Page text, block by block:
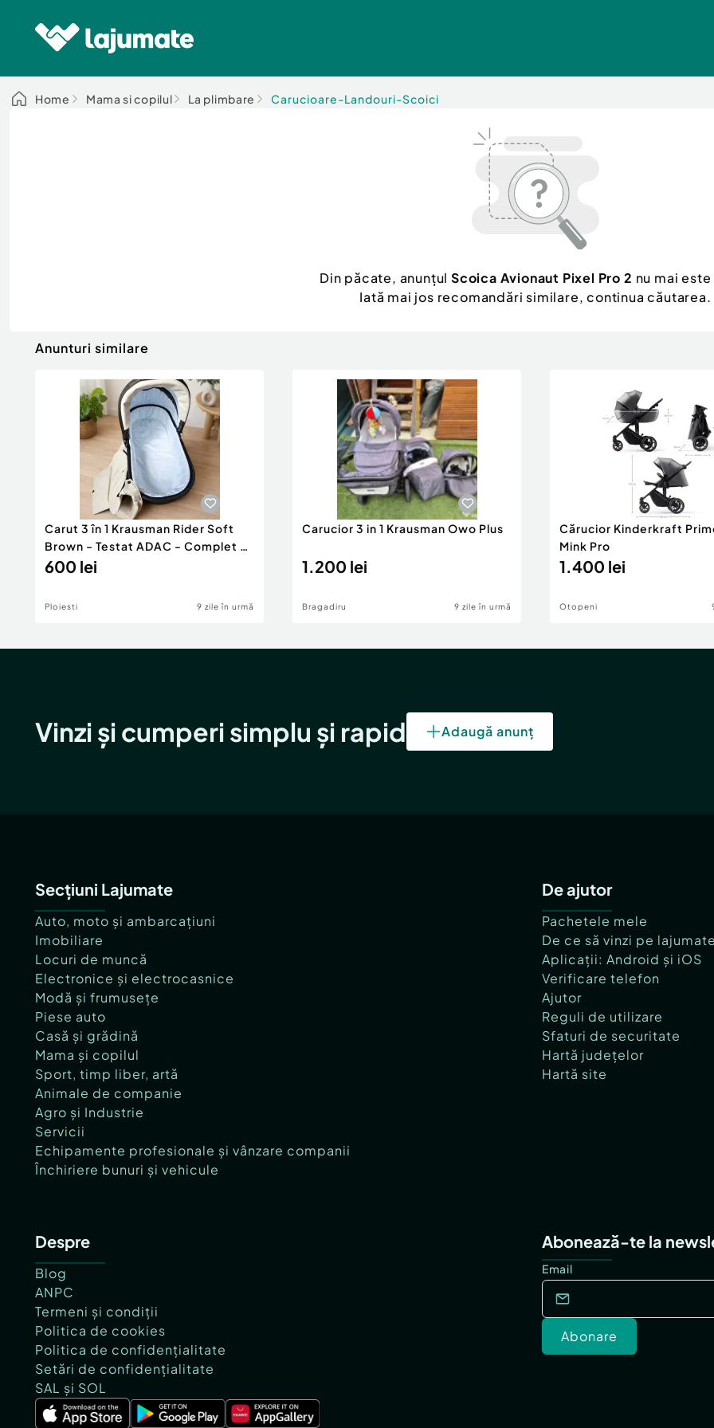
Home Mama si copilul La plimbare Carucioare-Landouri-Scoici
Din păcate, anunțulScoica Avionaut Pixel Pro 2 nu mai
Iată mai jos recomandări similare, continua căutarea.
Anunturi similare
Carut 3 în 1 Krausman Rider Soft
Brown - Testat ADAC - Complet și
Funcțional
600 lei
Ploiesti 9 zile în urmă
Carucior 3 in 1 Krausman Owo Plus
1.200 lei
Bragadiru 9 zile în urmă
Cărucior Kinderkraft
Mink Pro
1.400 lei
Otopeni
Vinzi și cumperi simplu și rapid Adaugă anunț
Secțiuni Lajumate
Auto, moto și ambarcațiuni
Imobiliare
Locuri de muncă
Electronice și electrocasnice
Modă și frumusețe
Piese auto
Casă și grădină
Mama și copilul
Sport, timp liber, artă
Animale de companie
Agro și Industrie
Servicii
Echipamente profesionale și vânzare companii
Închiriere bunuri și vehicule
De ajutor
Pachetele mele
De ce să vinzi pe
Aplicații: Android și iOS
Verificare telefon
Ajutor
Reguli de utilizare
Sfaturi de securitate
Hartă județelor
Hartă site
Despre
Blog
ANPC
Termeni și condiții
Politica de cookies
Politica de confidențialitate
Setări de confidențialitate
SAL și SOL
Abonează-te la
Email
Abonare